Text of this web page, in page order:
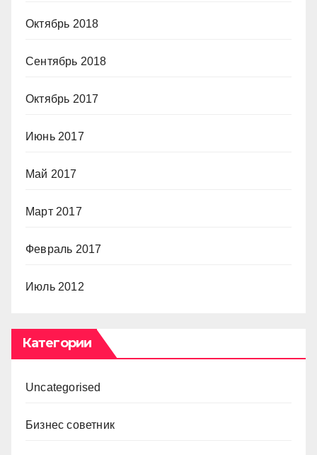
Октябрь 2018
Сентябрь 2018
Октябрь 2017
Июнь 2017
Май 2017
Март 2017
Февраль 2017
Июль 2012
Категории
Uncategorised
Бизнес советник